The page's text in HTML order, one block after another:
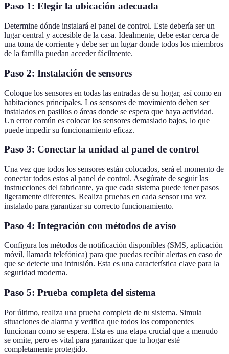
Paso 1: Elegir la ubicación adecuada
Determine dónde instalará el panel de control. Este debería ser un
lugar central y accesible de la casa. Idealmente, debe estar cerca de
una toma de corriente y debe ser un lugar donde todos los miembros
de la familia puedan acceder fácilmente.
Paso 2: Instalación de sensores
Coloque los sensores en todas las entradas de su hogar, así como en
habitaciones principales. Los sensores de movimiento deben ser
instalados en pasillos o áreas donde se espera que haya actividad.
Un error común es colocar los sensores demasiado bajos, lo que
puede impedir su funcionamiento eficaz.
Paso 3: Conectar la unidad al panel de control
Una vez que todos los sensores están colocados, será el momento de
conectar todos estos al panel de control. Asegúrate de seguir las
instrucciones del fabricante, ya que cada sistema puede tener pasos
ligeramente diferentes. Realiza pruebas en cada sensor una vez
instalado para garantizar su correcto funcionamiento.
Paso 4: Integración con métodos de aviso
Configura los métodos de notificación disponibles (SMS, aplicación
móvil, llamada telefónica) para que puedas recibir alertas en caso de
que se detecte una intrusión. Esta es una característica clave para la
seguridad moderna.
Paso 5: Prueba completa del sistema
Por último, realiza una prueba completa de tu sistema. Simula
situaciones de alarma y verifica que todos los componentes
funcionan como se espera. Esta es una etapa crucial que a menudo
se omite, pero es vital para garantizar que tu hogar esté
completamente protegido.